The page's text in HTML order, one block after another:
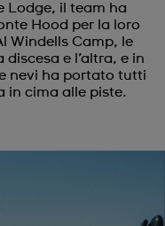
Lodge, il team ha
Hood per la loro
Windells Camp, le
e l’altra, e in
nevi ha portato tutti
in cima alle piste.